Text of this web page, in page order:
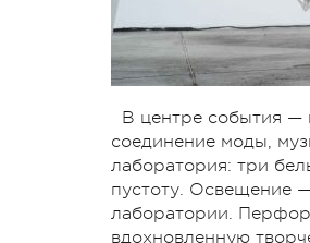
В центре события —
соединение моды,
лаборатория: три
пустоту. Освещение
лаборатории.
вдохновленную